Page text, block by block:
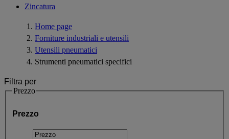
Zincatura
Home page
Forniture industriali e utensili
Utensili pneumatici
Strumenti pneumatici specifici
Filtra per
Prezzo
Prezzo